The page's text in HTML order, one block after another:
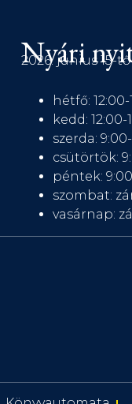
Nyári
2026. június 15-
hétfő: 12:00-
kedd: 12:00-
szerda:
csütörtök:
péntek:
szombat:
vasárnap: